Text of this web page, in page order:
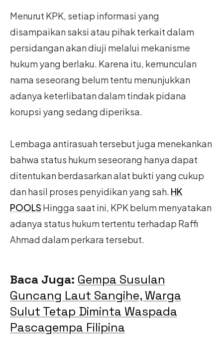
Menurut KPK, setiap informasi yang
disampaikan saksi atau pihak terkait dalam
persidangan akan diuji melalui mekanisme
hukum yang berlaku. Karena itu, kemunculan
nama seseorang belum tentu menunjukkan
adanya keterlibatan dalam tindak pidana
korupsi yang sedang diperiksa.
Lembaga antirasuah tersebut juga menekankan
bahwa status hukum seseorang hanya dapat
ditentukan berdasarkan alat bukti yang cukup
dan hasil proses penyidikan yang sah. HK
POOLS Hingga saat ini, KPK belum menyatakan
adanya status hukum tertentu terhadap Raffi
Ahmad dalam perkara tersebut.
Baca Juga: Gempa Susulan
Guncang Laut Sangihe, Warga
Sulut Tetap Diminta Waspada
Pascagempa Filipina